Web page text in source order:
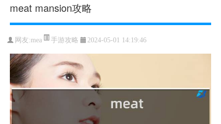
meat mansion攻略
网友:mea 手游攻略 2024-05-01 14:19:46